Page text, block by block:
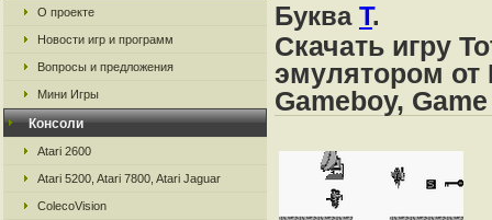
О проекте
Новости игр и программ
Вопросы и предложения
Мини Игры
Консоли
Atari 2600
Atari 5200, Atari 7800, Atari Jaguar
ColecoVision
Буква T.
Скачать игру
эмулятором от
Gameboy,